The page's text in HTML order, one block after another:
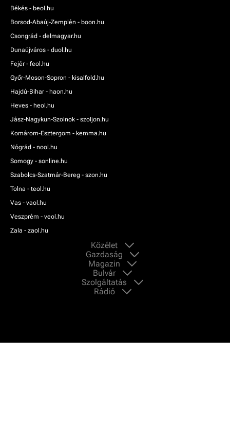
Békés - beol.hu
Borsod-Abaúj-Zemplén - boon.hu
Csongrád - delmagyar.hu
Dunaújváros - duol.hu
Fejér - feol.hu
Győr-Moson-Sopron - kisalfold.hu
Hajdú-Bihar - haon.hu
Heves - heol.hu
Jász-Nagykun-Szolnok - szoljon.hu
Komárom-Esztergom - kemma.hu
Nógrád - nool.hu
Somogy - sonline.hu
Szabolcs-Szatmár-Bereg - szon.hu
Tolna - teol.hu
Vas - vaol.hu
Veszprém - veol.hu
Zala - zaol.hu
Közélet
Gazdaság
Magazin
Bulvár
Szolgáltatás
Rádió